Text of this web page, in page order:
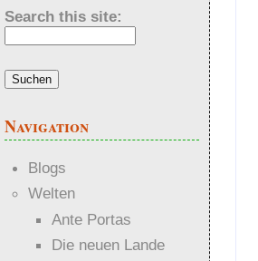
Search this site:
Navigation
Blogs
Welten
Ante Portas
Die neuen Lande